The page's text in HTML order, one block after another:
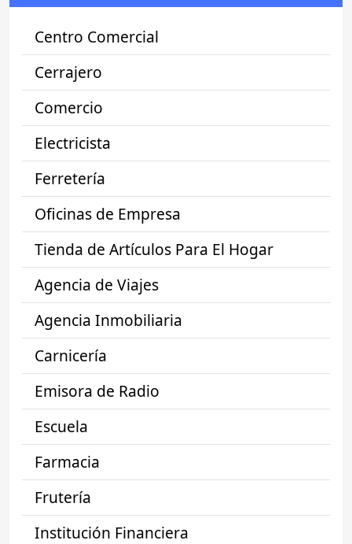
Centro Comercial
Cerrajero
Comercio
Electricista
Ferretería
Oficinas de Empresa
Tienda de Artículos Para El Hogar
Agencia de Viajes
Agencia Inmobiliaria
Carnicería
Emisora de Radio
Escuela
Farmacia
Frutería
Institución Financiera